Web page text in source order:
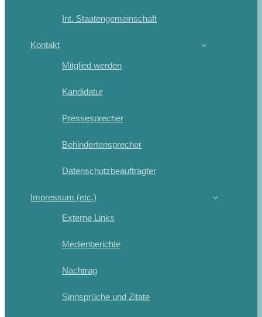
Int. Staatengemeinschaft
Kontakt
Mitglied werden
Kandidatur
Pressesprecher
Behindertensprecher
Datenschutzbeauftragter
Impressum (etc.)
Externe Links
Medienberichte
Nachtrag
Sinnsprüche und Zitate